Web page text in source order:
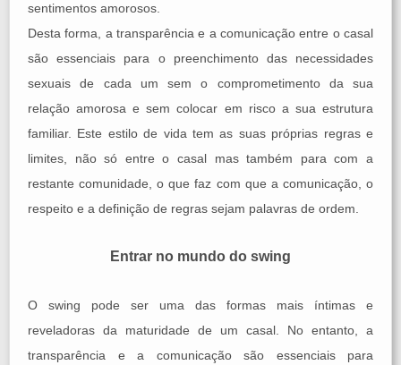
sentimentos amorosos.
Desta forma, a transparência e a comunicação entre o casal
são essenciais para o preenchimento das necessidades
sexuais de cada um sem o comprometimento da sua
relação amorosa e sem colocar em risco a sua estrutura
familiar. Este estilo de vida tem as suas próprias regras e
limites, não só entre o casal mas também para com a
restante comunidade, o que faz com que a comunicação, o
respeito e a definição de regras sejam palavras de ordem.
Entrar no mundo do swing
O swing pode ser uma das formas mais íntimas e
reveladoras da maturidade de um casal. No entanto, a
transparência e a comunicação são essenciais para